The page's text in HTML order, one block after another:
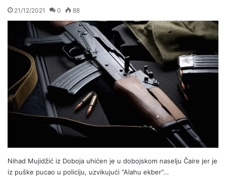
21/12/2021 0 88
Nihad Mujidžić iz Doboja uhićen je u dobojskom naselju Čaire jer je
iz puške pucao u policiju, uzvikujući “Alahu ekber”…